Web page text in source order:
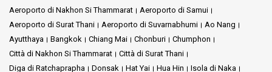
Aeroporto di Nakhon Si Thammarat
Aeroporto di Samui
Aeroporto di Surat Thani
Aeroporto di Suvarnabhumi
Ao Nang
Ayutthaya
Bangkok Chiang Mai Chonburi
Chumphon
Città di Nakhon Si Thammarat
Città di Surat Thani
Diga di Ratchaprapha
Donsak Hat Yai Hua Hin
Isola di Naka